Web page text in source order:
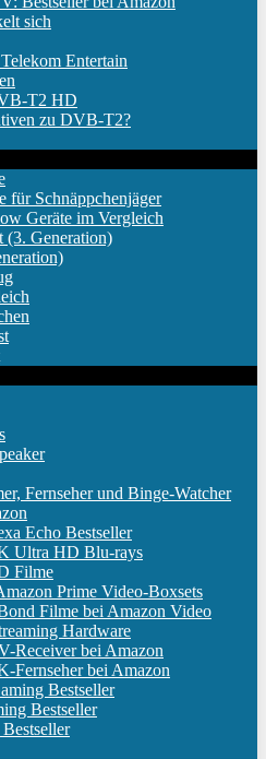
sich
Entertain
T2 HD
zu DVB-T2?
für Schnäppchenjäger
Geräte im Vergleich
(3. Generation)
Fernseher und Binge-Watcher
Echo Bestseller
Ultra HD Blu-rays
Filme
Prime Video-Boxsets
Filme bei Amazon Video
Hardware
Receiver bei Amazon
Fernseher bei Amazon
Bestseller
Bestseller